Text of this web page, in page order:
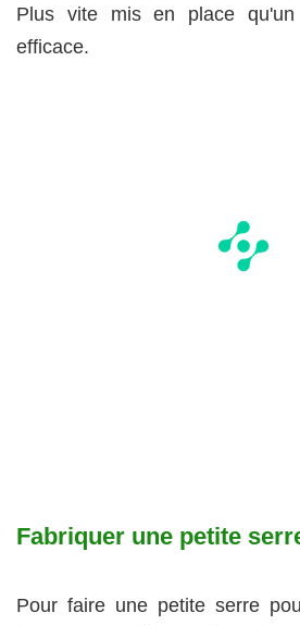
Plus vite mis en place
efficace.
Fabriquer une petite
Pour faire une petite serre